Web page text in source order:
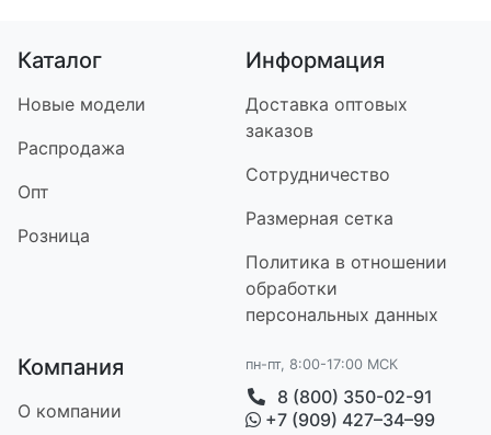
Каталог
Новые модели
Распродажа
Опт
Розница
Информация
Доставка оптовых
заказов
Сотрудничество
Размерная сетка
Политика в отношении
обработки
персональных данных
Компания
О компании
пн-пт, 8:00-17:00 МСК
8 (800) 350-02-91
+7 (909) 427–34–99